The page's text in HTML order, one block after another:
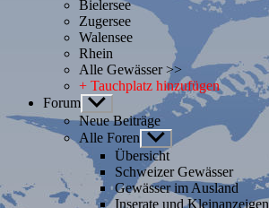
Bielersee
Zugersee
Walensee
Rhein
Alle Gewässer >>
+ Tauchplatz hinzufügen
Forum Untermenü
anzeigen
Neue Beiträge
Alle Foren Untermenü
anzeigen
Übersicht
Schweizer Gewässer
Gewässer im Ausland
Inserate und Kleinanzeigen